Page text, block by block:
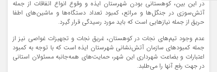
در این بین، کوهستانی بودن شهرستان ایذه و وقوع انواع اتفاقات از جمله
آتش‌سوزی در جنگل‌ها و مراتع، کمبود تعداد دستگاه‌ها و ماشین‌های اطفا
حریق از جمله نیازهایی است که باید مورد رسیدگی قرار گیرد.
عدم وجود تیم‌های نجات در کوهستان، غریق نجات و تجهیزات غواصی نیز از
جمله کمبودهای سازمان آتش‌نشانی شهرستان ایذه است که با توجه به کمبود
اعتبارات و بضاعت شهرداری این شهر، حمایت‌های همه‌جانبه مسئولان استانی
در جهت رفع آنها را می‌طلبد.